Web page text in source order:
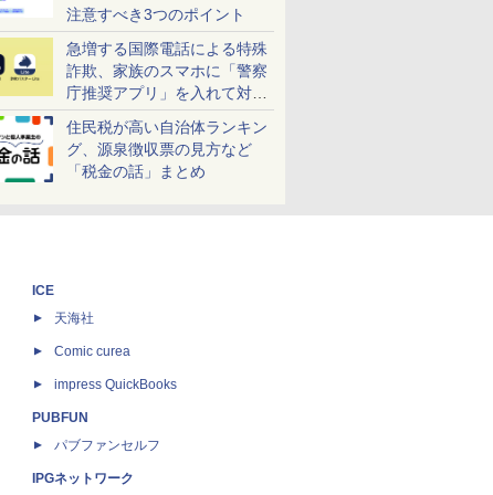
注意すべき3つのポイント
急増する国際電話による特殊
詐欺、家族のスマホに「警察
庁推奨アプリ」を入れて対策
しよう！
住民税が高い自治体ランキン
グ、源泉徴収票の見方など
「税金の話」まとめ
ICE
天海社
Comic curea
impress QuickBooks
PUBFUN
パブファンセルフ
IPGネットワーク